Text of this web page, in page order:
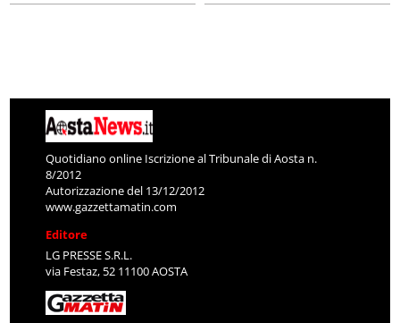
Quotidiano online Iscrizione al Tribunale di Aosta n.
8/2012
Autorizzazione del 13/12/2012
www.gazzettamatin.com
Editore
LG PRESSE S.R.L.
via Festaz, 52 11100 AOSTA